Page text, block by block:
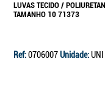
LUVAS TECIDO /
TAMANHO 10 71373
Ref:0706007Unidade:UNI